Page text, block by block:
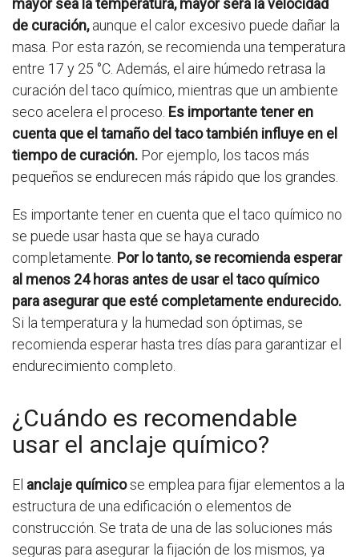
mayor sea la temperatura, mayor será la velocidad
de curación,aunque el calor excesivo puede dañar la
masa. Por esta razón, se recomienda una temperatura
entre 17 y 25 °C. Además, el aire húmedo retrasa la
curación del taco químico, mientras que un ambiente
seco acelera el proceso. Es importante tener en
cuenta que el tamaño del taco también influye en el
tiempo de curación. Por ejemplo, los tacos más
pequeños se endurecen más rápido que los grandes.
Es importante tener en cuenta que el taco químico no
se puede usar hasta que se haya curado
completamente. Por lo tanto, se recomienda esperar
al menos 24 horas antes de usar el taco químico
para asegurar que esté completamente endurecido.
Si la temperatura y la humedad son óptimas, se
recomienda esperar hasta tres días para garantizar el
endurecimiento completo.
¿Cuándo es recomendable
usar el anclaje químico?
El anclaje químicose emplea para fijar elementos a la
estructura de una edificación o elementos de
construcción. Se trata de una de las soluciones más
seguras para asegurar la fijación de los mismos, ya